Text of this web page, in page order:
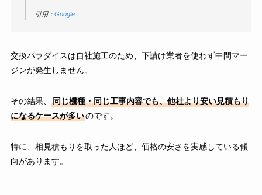
引用： Google
交換パラダイスは自社施工のため、下請け業者を使わず中間マー
ジンが発生しません。
その結果、
同じ機種・同じ工事内容でも、他社より安い見積もり
になるケースが多いのです。
特に、相見積もりを取った人ほど、価格の安さを実感している傾
向があります。